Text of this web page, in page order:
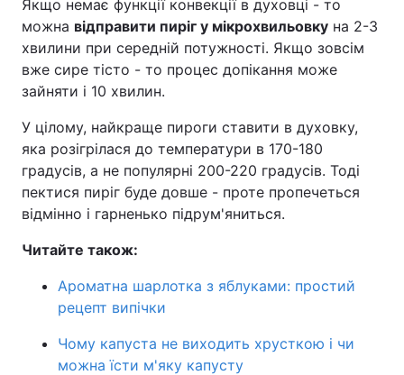
Якщо немає функції конвекції в духовці - то
можна відправити пиріг у мікрохвильовку на 2-3
хвилини при середній потужності. Якщо зовсім
вже сире тісто - то процес допікання може
зайняти і 10 хвилин.
У цілому, найкраще пироги ставити в духовку,
яка розігрілася до температури в 170-180
градусів, а не популярні 200-220 градусів. Тоді
пектися пиріг буде довше - проте пропечеться
відмінно і гарненько підрум'яниться.
Читайте також:
Ароматна шарлотка з яблуками: простий
рецепт випічки
Чому капуста не виходить хрусткою і чи
можна їсти м'яку капусту